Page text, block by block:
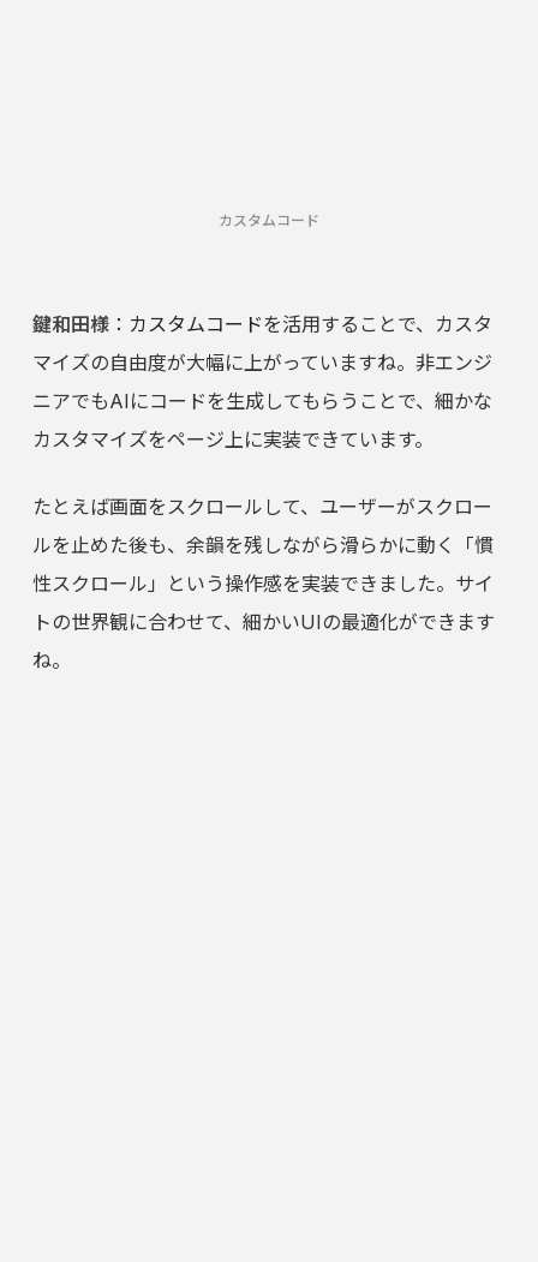
カスタムコード
鍵和田様： カスタムコード を活用することで、カスタ
マイズの自由度が大幅に上がっていますね。非エンジ
ニアでもAIにコードを生成してもらうことで、細かな
カスタマイズをページ上に実装できています。
たとえば画面をスクロールして、ユーザーがスクロー
ルを止めた後も、余韻を残しながら滑らかに動く「慣
性スクロール」という操作感を実装できました。サイ
トの世界観に合わせて、細かいUIの最適化ができます
ね。